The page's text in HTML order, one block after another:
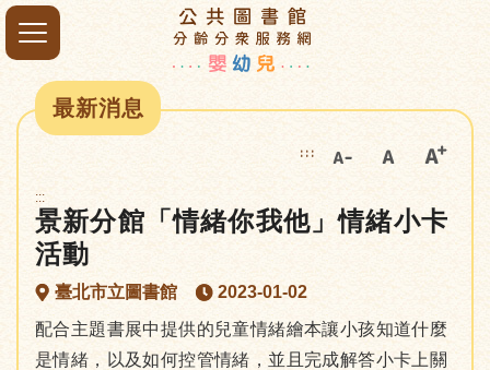
最新消息
:::
:::
景新分館「情緒你我他」情緒小卡
活動
臺北市立圖書館
2023-01-02
配合主題書展中提供的兒童情緒繪本讓小孩知道什麼
是情緒，以及如何控管情緒，並且完成解答小卡上關